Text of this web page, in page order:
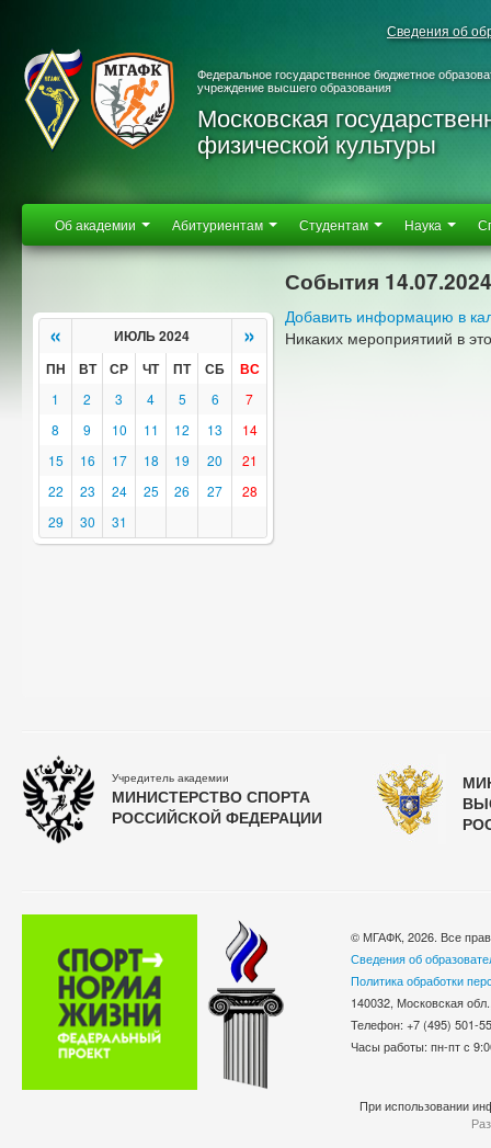
Сведения об
Федеральное государственное бюджетное
учреждение высшего образования
Московская
физической культуры
Об академии Абитуриентам Студентам Наука
« ИЮЛЬ 2024 »
ПН ВТ СР ЧТ ПТ СБ ВС
1 2 3 4 5 6
7
8
9 10 11 12 13
14
15
16 17 18 19 20
21
22
23 24 25 26 27
28
29
30 31
События 14.07.2024
Добавить информацию в
Никаких мероприятиий в
Учредитель академии
МИНИСТЕРСТВО СПОРТА
РОССИЙСКОЙ ФЕДЕРАЦИИ
© МГАФК, 2026. Все
Сведения об
Политика обработки
140032, Московская
Телефон: +7 (495)
Часы работы: пн-пт с
При использовании